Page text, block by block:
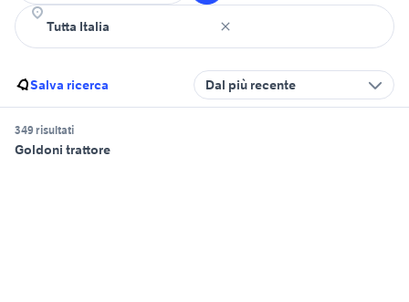
Salva ricerca Dal più recente
349 risultati
Goldoni trattore